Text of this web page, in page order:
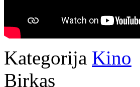
Kategorija Kino
Birkas